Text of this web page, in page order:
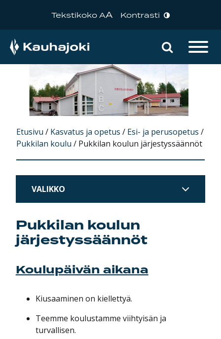
Tekstikoko AA Kontrasti
Päävalikko Hae
Etusivu / Kasvatus ja opetus / Esi- ja perusopetus /
Pukkilan koulu / Pukkilan koulun järjestyssäännöt
VALIKKO
Pukkilan koulun
järjestyssäännöt
Koulupäivän aikana
Kiusaaminen on kiellettyä.
Teemme koulustamme viihtyisän ja
turvallisen.